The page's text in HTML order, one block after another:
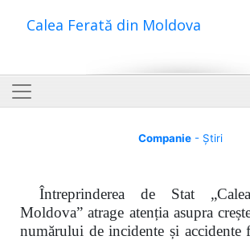
Calea Ferată din Moldova
Companie- Știri
Întreprinderea de Stat
Moldova” atrage atenția asupra
numărului de incidente și accidente